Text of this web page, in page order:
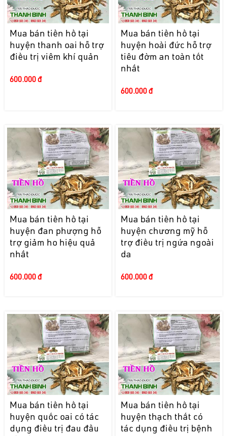
Mua bán tiền hồ tại
huyện thanh oai hỗ trợ
điều trị viêm khí quản
600.000 đ
Mua bán tiền hồ tại
huyện hoài đức hỗ trợ
tiêu đờm an toàn tốt
nhất
600.000 đ
Mua bán tiền hồ tại
huyện đan phượng hỗ
trợ giảm ho hiệu quả
nhất
600.000 đ
Mua bán tiền hồ tại
huyện chương mỹ hỗ
trợ điều trị ngứa ngoài
da
600.000 đ
Mua bán tiền hồ tại
huyện quốc oai có tác
dụng điều trị đau đầu
Mua bán tiền hồ tại
huyện thạch thất có
tác dụng điều trị bệnh